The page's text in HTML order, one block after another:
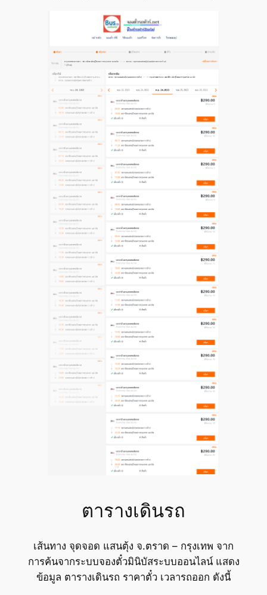
ตารางเดินรถ
เส้นทาง จุดจอด แสนตุ้ง จ.ตราด – กรุงเทพ จาก
การค้นจากระบบจองตั๋วมินิบัสระบบออนไลน์ แสดง
ข้อมูล ตารางเดินรถ ราคาตั๋ว เวลารถออก ดังนี้